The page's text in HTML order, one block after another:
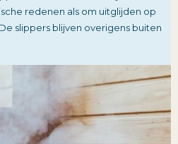
redenen als om uitglijden op
slippers blijven overigens buiten